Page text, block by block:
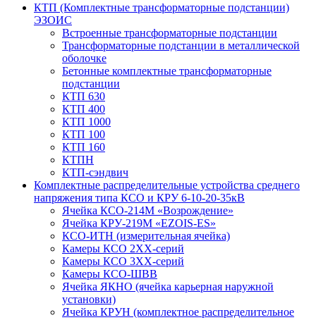
КТП (Комплектные трансформаторные подстанции)
ЭЗОИС
Встроенные трансформаторные подстанции
Трансформаторные подстанции в металлической
оболочке
Бетонные комплектные трансформаторные
подстанции
КТП 630
КТП 400
КТП 1000
КТП 100
КТП 160
КТПН
КТП-сэндвич
Комплектные распределительные устройства среднего
напряжения типа КСО и КРУ 6-10-20-35кВ
Ячейка КСО-214М «Возрождение»
Ячейка КРУ-219М «EZOIS-ES»
КСО-ИТН (измерительная ячейка)
Камеры КСО 2ХХ-серий
Камеры КСО 3ХХ-серий
Камеры КСО-ШВВ
Ячейка ЯКНО (ячейка карьерная наружной
установки)
Ячейка КРУН (комплектное распределительное